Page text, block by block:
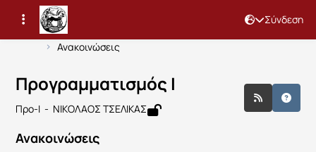
Σύνδεση
Αρχική Σελίδα
Ανακοινώσεις
Μάθημα : Προγραμματισμός Ι
Κωδικός : 167
Προγραμματισμός Ι
Προ-Ι - ΝΙΚΟΛΑΟΣ ΤΣΕΛΙΚΑΣ
Ανακοινώσεις